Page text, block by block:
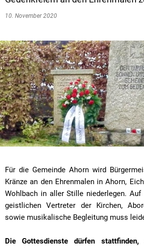
10. November 2020
Für die Gemeinde Ahorn wird
Kränze an den Ehrenmalen in Ahorn,
Wohlbach in aller Stille niederlegen.
geistlichen Vertreter der Kirchen,
sowie musikalische Begleitung muss
Die Gottesdienste dürfen